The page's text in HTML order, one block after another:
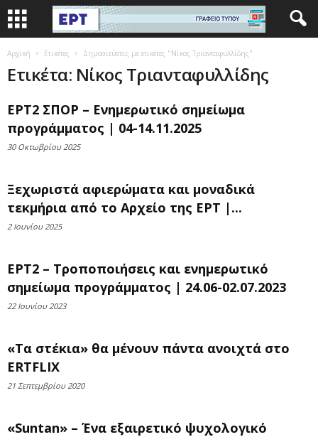
Αρχική Ετικέτες Δημοσιεύσεις με ετικέτες "Νίκος Τριανταφυλλίδης"
Ετικέτα: Νίκος Τριανταφυλλίδης
ΕΡΤ2 ΣΠΟΡ – Ενημερωτικό σημείωμα
προγράμματος | 04-14.11.2025
30 Οκτωβρίου 2025
Ξεχωριστά αφιερώματα και μοναδικά
τεκμήρια από το Αρχείο της ΕΡΤ |...
2 Ιουνίου 2025
ΕΡΤ2 – Τροποποιήσεις και ενημερωτικό
σημείωμα προγράμματος | 24.06-02.07.2023
22 Ιουνίου 2023
«Τα στέκια» θα μένουν πάντα ανοιχτά στο
ΕRTFLIX
21 Σεπτεμβρίου 2020
«Suntan» – Ένα εξαιρετικό ψυχολογικό